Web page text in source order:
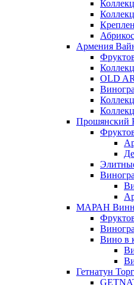
Армения
OLD
Прошянский
МАРАН
Вино в
Гетнатун